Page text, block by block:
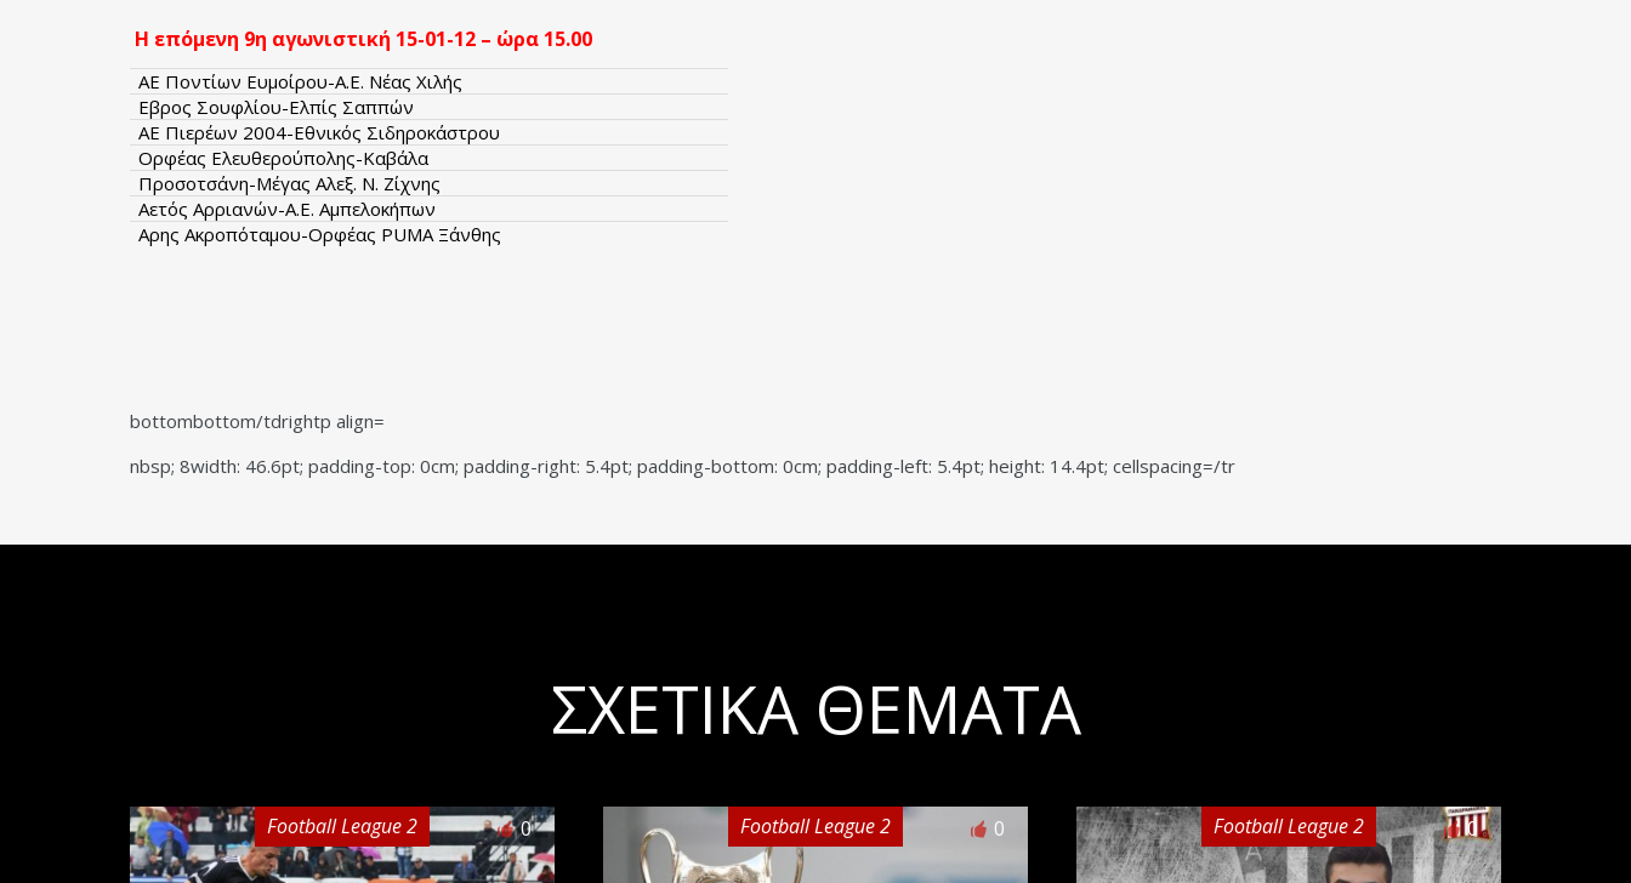
Η επόμενη 9η αγωνιστική 15-01-12 – ώρα 15.00
ΑΕ Ποντίων Ευμοίρου-Α.Ε. Νέας Χιλής
Εβρος Σουφλίου-Ελπίς Σαππών
ΑΕ Πιερέων 2004-Εθνικός Σιδηροκάστρου
Ορφέας Ελευθερούπολης-Καβάλα
Προσοτσάνη-Μέγας Αλεξ. Ν. Ζίχνης
Αετός Αρριανών-Α.Ε. Αμπελοκήπων
Αρης Ακροπόταμου-Ορφέας PUMA Ξάνθης
bottombottom/tdrightp align=
nbsp; 8width: 46.6pt; padding-top: 0cm; padding-right: 5.4pt; padding-bottom: 0cm; padding-left: 5.4pt; height: 14.4pt; cellspacing=/tr
ΣΧΕΤΙΚΆ ΘΈΜΑΤΑ
Football League 2 0 Football League 2 0 Football League 2 0